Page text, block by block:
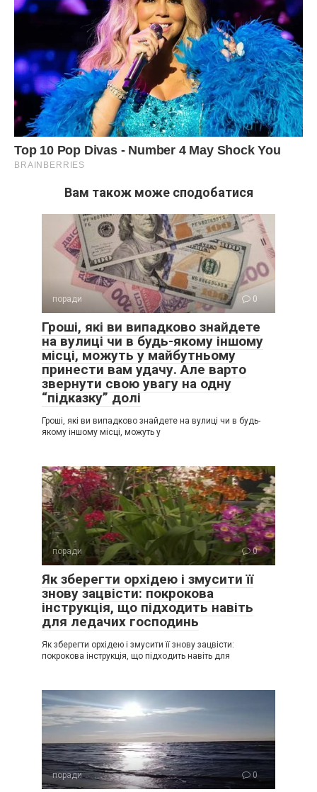
Пересаджування розсади на постійне місце
Серпень — Оптимальний час для проведення цієї роботи.
Молоді дельфініуми, гайлардії, королицю, мальви,
наперстянки, віоли в кінці серпня встигнуть наростити
нормальну кореневу систему і успішно переживуть зиму.
Вам також може сподобатися
поради 0
Гроші, які ви випадково знайдете
на вулиці чи в будь-якому іншому
місці, можуть у майбутньому
принести вам удачу. Але варто
звернути свою увагу на одну
“підказку” долі
Гроші, які ви випадково знайдете на вулиці чи в будь-
якому іншому місці, можуть у
поради 0
Як зберегти орхідею і змусити її
знову зацвісти: покрокова
інструкція, що підходить навіть
для ледачих господинь
Як зберегти орхідею і змусити її знову зацвісти:
покрокова інструкція, що підходить навіть для
поради 0